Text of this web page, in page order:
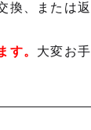
換、または返
す。 大変お手